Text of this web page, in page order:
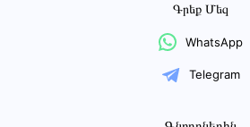
Գրեք Մեզ
WhatsApp
Telegram